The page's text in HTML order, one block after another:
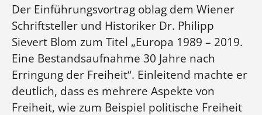
Der Einführungsvortrag oblag dem Wiener
Schriftsteller und Historiker Dr. Philipp
Sievert Blom zum Titel „Europa 1989 – 2019.
Eine Bestandsaufnahme 30 Jahre nach
Erringung der Freiheit“. Einleitend machte er
deutlich, dass es mehrere Aspekte von
Freiheit, wie zum Beispiel politische Freiheit